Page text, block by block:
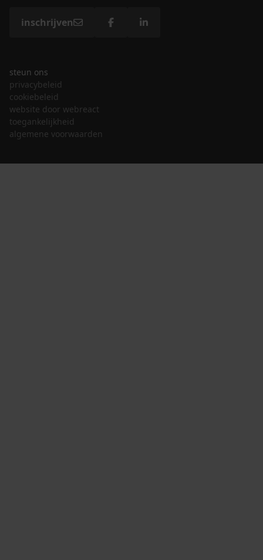
inschrijven
steun ons
privacybeleid
cookiebeleid
website door webreact
toegankelijkheid
algemene voorwaarden